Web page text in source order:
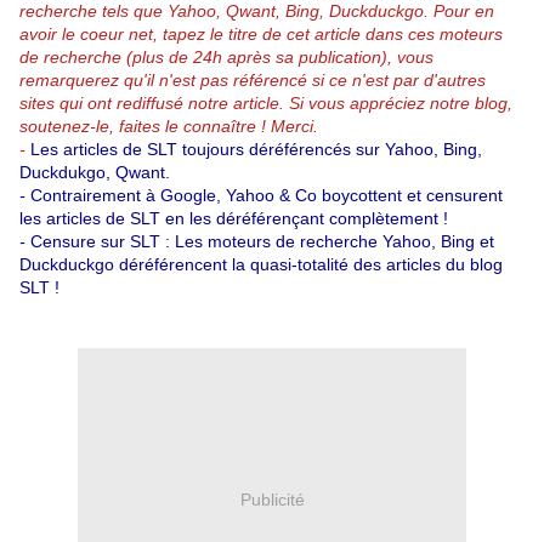
recherche tels que Yahoo, Qwant, Bing, Duckduckgo. Pour en
avoir le coeur net, tapez le titre de cet article dans ces moteurs
de recherche (plus de 24h après sa publication), vous
remarquerez qu'il n'est pas référencé si ce n'est par d'autres
sites qui ont rediffusé notre article. Si vous appréciez notre blog,
soutenez-le, faites le connaître ! Merci.
- Les articles de SLT toujours déréférencés sur Yahoo, Bing,
Duckdukgo, Qwant.
- Contrairement à Google, Yahoo & Co boycottent et censurent
les articles de SLT en les déréférençant complètement !
- Censure sur SLT : Les moteurs de recherche Yahoo, Bing et
Duckduckgo déréférencent la quasi-totalité des articles du blog
SLT !
Publicité